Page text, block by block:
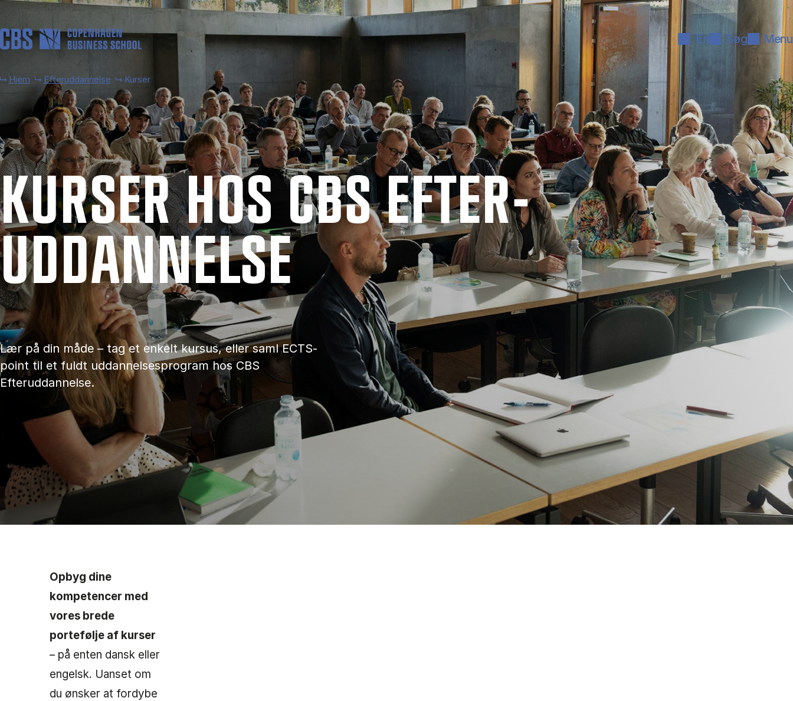
Gå til hovedindhold
En Søg Menu
Hjem Efteruddannelse Kurser
KUR­SER HOS CBS EF­TER­
UD­DAN­NEL­SE
Lær på din måde – tag et enkelt kursus, eller saml ECTS-
point til et fuldt uddannelsesprogram hos CBS
Efteruddannelse.
Opbyg dine
kompetencer med
vores brede
portefølje af kurser
– på enten dansk eller
engelsk. Uanset om
du ønsker at fordybe